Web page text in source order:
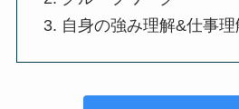
自身の強み理解&仕事理